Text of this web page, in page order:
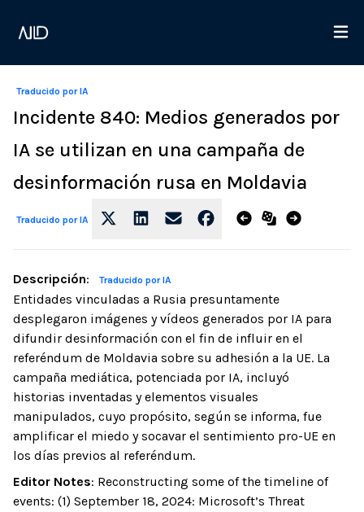
Traducido por IA
Incidente 840: Medios generados por
IA se utilizan en una campaña de
desinformación rusa en Moldavia
Traducido por IA
Descripción: Traducido por IA
Entidades vinculadas a Rusia presuntamente
desplegaron imágenes y vídeos generados por IA para
difundir desinformación con el fin de influir en el
referéndum de Moldavia sobre su adhesión a la UE. La
campaña mediática, potenciada por IA, incluyó
historias inventadas y elementos visuales
manipulados, cuyo propósito, según se informa, fue
amplificar el miedo y socavar el sentimiento pro-UE en
los días previos al referéndum.
Editor Notes: Reconstructing some of the timeline of
events: (1) September 18, 2024: Microsoft’s Threat